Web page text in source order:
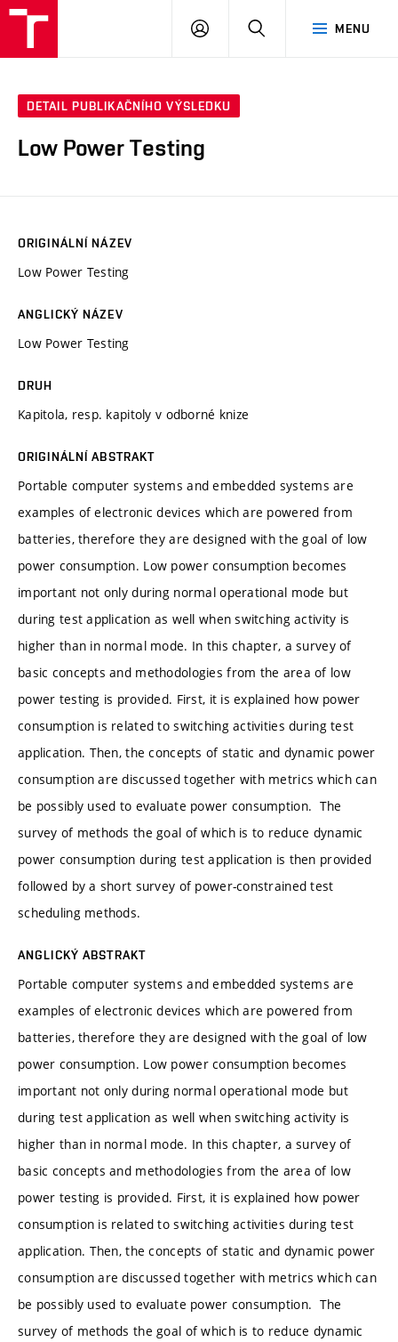
MENU
PŘIHLÁSIT
DETAIL PUBLIKAČNÍHO VÝSLEDKU
Low Power Testing
ORIGINÁLNÍ NÁZEV
Low Power Testing
ANGLICKÝ NÁZEV
Low Power Testing
DRUH
Kapitola, resp. kapitoly v odborné knize
ORIGINÁLNÍ ABSTRAKT
Portable computer systems and embedded systems are
examples of electronic devices which are powered from
batteries, therefore they are designed with the goal of low
power consumption. Low power consumption becomes
important not only during normal operational mode but
during test application as well when switching activity is
higher than in normal mode. In this chapter, a survey of
basic concepts and methodologies from the area of low
power testing is provided. First, it is explained how power
consumption is related to switching activities during test
application. Then, the concepts of static and dynamic power
consumption are discussed together with metrics which can
be possibly used to evaluate power consumption. The
survey of methods the goal of which is to reduce dynamic
power consumption during test application is then provided
followed by a short survey of power-constrained test
scheduling methods.
ANGLICKÝ ABSTRAKT
Portable computer systems and embedded systems are
examples of electronic devices which are powered from
batteries, therefore they are designed with the goal of low
power consumption. Low power consumption becomes
important not only during normal operational mode but
during test application as well when switching activity is
higher than in normal mode. In this chapter, a survey of
basic concepts and methodologies from the area of low
power testing is provided. First, it is explained how power
consumption is related to switching activities during test
application. Then, the concepts of static and dynamic power
consumption are discussed together with metrics which can
be possibly used to evaluate power consumption. The
survey of methods the goal of which is to reduce dynamic